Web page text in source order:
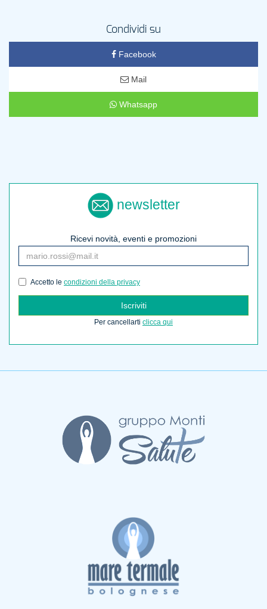
Condividi su
Facebook
Mail
Whatsapp
newsletter
Ricevi novità, eventi e promozioni
Accetto le condizioni della privacy
Iscriviti
Per cancellarti clicca qui